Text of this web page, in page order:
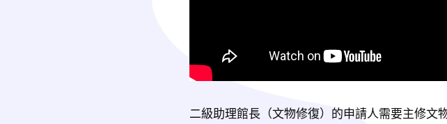
二級助理館長（文物修復）的申請人需要主修文